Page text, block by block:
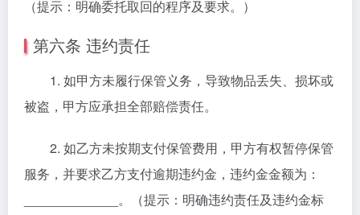
（提示：明确委托取回的程序及要求。）
第六条 违约责任
1. 如甲方未履行保管义务，导致物品丢失、损坏或
被盗，甲方应承担全部赔偿责任。
2. 如乙方未按期支付保管费用，甲方有权暂停保管
服务，并要求乙方支付逾期违约金，违约金金额为：
_____________。（提示：明确违约责任及违约金标